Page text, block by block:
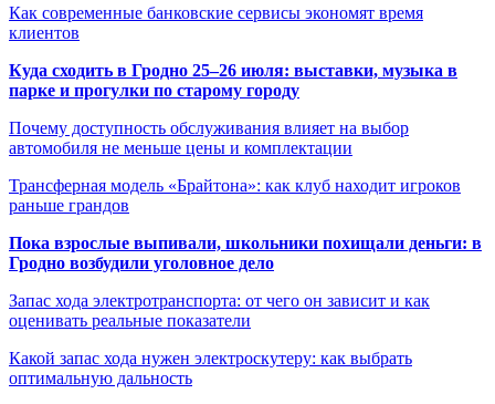
Как современные банковские сервисы экономят время
клиентов
Куда сходить в Гродно 25–26 июля: выставки, музыка в
парке и прогулки по старому городу
Почему доступность обслуживания влияет на выбор
автомобиля не меньше цены и комплектации
Трансферная модель «Брайтона»: как клуб находит игроков
раньше грандов
Пока взрослые выпивали, школьники похищали деньги: в
Гродно возбудили уголовное дело
Запас хода электротранспорта: от чего он зависит и как
оценивать реальные показатели
Какой запас хода нужен электроскутеру: как выбрать
оптимальную дальность